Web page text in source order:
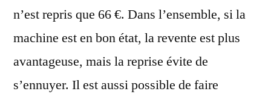
n’est repris que 66 €. Dans l’ensemble, si la
machine est en bon état, la revente est plus
avantageuse, mais la reprise évite de
s’ennuyer. Il est aussi possible de faire